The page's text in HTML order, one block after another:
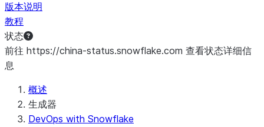
版本说明
教程
状态
前往 https://china-status.snowflake.com 查看状态详细信
息
概述
生成器
DevOps with Snowflake